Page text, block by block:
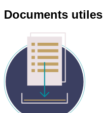
Documents utiles